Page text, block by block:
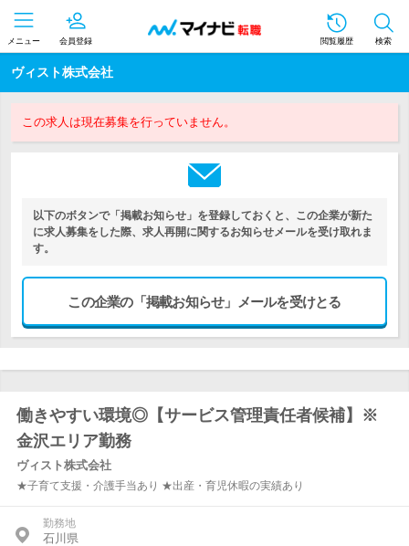
メニュー 会員登録 閲覧履歴 検索
ヴィスト株式会社
この求人は現在募集を行っていません。
以下のボタンで「掲載お知らせ」を登録しておくと、この企業が新た
に求人募集をした際、求人再開に関するお知らせメールを受け取れま
す。
この企業の「掲載お知らせ」メールを受けとる
働きやすい環境◎【サービス管理責任者候補】※
金沢エリア勤務
ヴィスト株式会社
★子育て支援・介護手当あり ★出産・育児休暇の実績あり
勤務地
石川県